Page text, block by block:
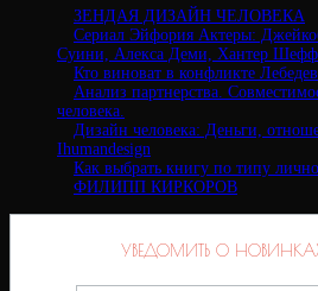
ЗЕНДАЯ ДИЗАЙН ЧЕЛОВЕКА
Сериал Эйфория Актеры:
Суини, Алекса Деми, Хантер
Кто виноват в конфликте
Анализ партнерства.
человека.
Дизайн человека: Деньги,
Ihumandesign
Как выбрать книгу по типу
ФИЛИПП КИРКОРОВ
УВЕДОМИТЬ О